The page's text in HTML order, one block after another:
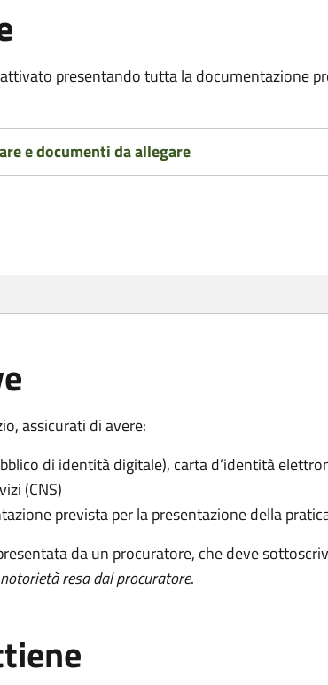
presentando tutta la documentazione
e documenti da allegare
assicurati di avere:
di identità digitale), carta d’identità
(CNS)
prevista per la presentazione della
da un procuratore, che deve
resa dal procuratore.